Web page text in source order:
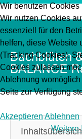
Wir benutzen Cookies
Wir nutzen Cookies
essenziell für den
helfen, diese Website
(Tracking Cookies).
Cookies zulassen
Ablehnung
Seite zur Verfügung
AkzeptierenAblehnen
Weitere